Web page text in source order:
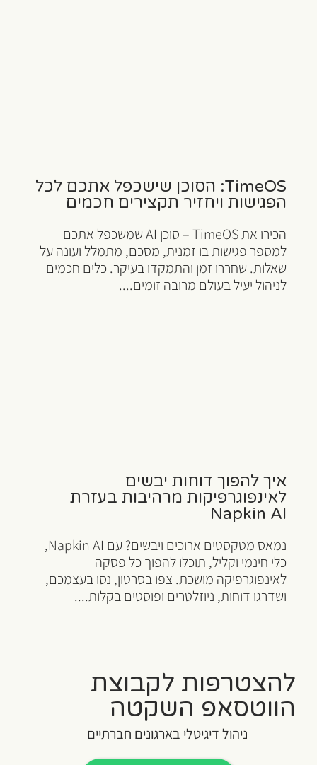
TimeOS: הסוכן שישכפל אתכם לכל
הפגישות ויחזיר תקצירים חכמים
הכירו את TimeOS – סוכן AI שמשכפל אתכם
למספר פגישות בו זמנית, מסכם, מתמלל ועונה על
שאלות. שחררו זמן והתמקדו בעיקר. כלים חכמים
לניהול יעיל בעולם מרובה זומים....
איך להפוך דוחות יבשים
לאינפוגרפיקות מרהיבות בעזרת
Napkin AI
נמאס מטקסטים ארוכים ויבשים? עם Napkin AI,
כלי חינמי וקליל, תוכלו להפוך כל פסקה
לאינפוגרפיקה מושכת. צפו בסרטון, נסו בעצמכם,
ושדרגו דוחות, ניוזלטרים ופוסטים בקלות....
להצטרפות לקבוצת
הווטסאפ השקטה
ניהול דיגיטלי בארגונים חברתיים